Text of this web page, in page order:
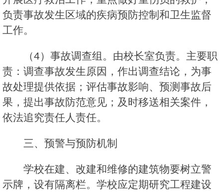
负责事故发生区域的疾病预防控制和卫生监督
工作。
（4）事故调查组。由校长室负责。主要职
责：调查事故发生原因，作出调查结论，为事
故处理提供依据；评估事故影响、预测事故后
果，提出事故防范意见；及时移送相关案件，
依法追究责任人责任。
三、预警与预防机制
学校在建、改建和维修的建筑物要树立警
示牌，设有隔离栏。学校应定期研究工程建设